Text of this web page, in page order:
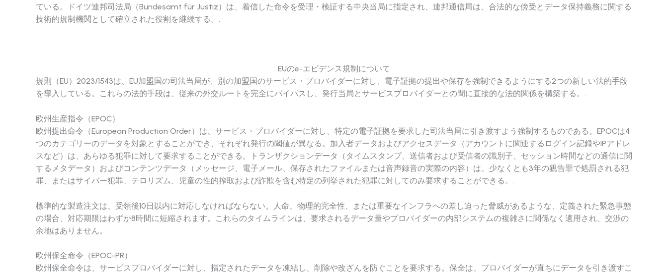
ている。ドイツ連邦司法局（Bundesamt für Justiz）は、着信した命令を受理・検証する中央当局に指定され、連邦通信局は、合法的な傍受とデータ保持義務に関する
技術的規制機関として確立された役割を継続する。.
EUのe-エビデンス規制について
規則（EU）2023/1543は、EU加盟国の司法当局が、別の加盟国のサービス・プロバイダーに対し、電子証拠の提出や保存を強制できるようにする2つの新しい法的手段
を導入している。これらの法的手段は、従来の外交ルートを完全にバイパスし、発行当局とサービスプロバイダーとの間に直接的な法的関係を構築する。.
欧州生産指令（EPOC）
欧州提出命令（European Production Order）は、サービス・プロバイダーに対し、特定の電子証拠を要求した司法当局に引き渡すよう強制するものである。EPOCは4
つのカテゴリーのデータを対象とすることができ、それぞれ発行の閾値が異なる。加入者データおよびアクセスデータ（アカウントに関連するログイン記録やIPアドレ
スなど）は、あらゆる犯罪に対して要求することができる。トランザクションデータ（タイムスタンプ、送信者および受信者の識別子、セッション時間などの通信に関
するメタデータ）およびコンテンツデータ（メッセージ、電子メール、保存されたファイルまたは音声録音の実際の内容）は、少なくとも3年の親告罪で処罰される犯
罪、またはサイバー犯罪、テロリズム、児童の性的搾取および詐欺を含む特定の列挙された犯罪に対してのみ要求することができる。.
標準的な製造注文は、受領後10日以内に対応しなければならない。人命、物理的完全性、または重要なインフラへの差し迫った脅威があるような、定義された緊急事態
の場合、対応期限はわずか8時間に短縮されます。これらのタイムラインは、要求されるデータ量やプロバイダーの内部システムの複雑さに関係なく適用され、交渉の
余地はありません。.
欧州保全命令（EPOC-PR）
欧州保全命令は、サービスプロバイダーに対し、指定されたデータを凍結し、削除や改ざんを防ぐことを要求する。保全は、プロバイダーが直ちにデータを引き渡すこ